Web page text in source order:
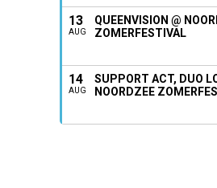
13
AUG
QUEENVISION @
ZOMERFESTIVAL
14
AUG
SUPPORT ACT, DUO
NOORDZEE